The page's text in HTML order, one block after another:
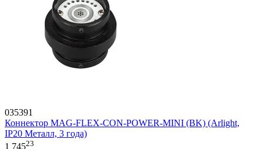
035391
Коннектор MAG-FLEX-CON-POWER-MINI (BK) (Arlight,
IP20 Металл, 3 года)
1 74523